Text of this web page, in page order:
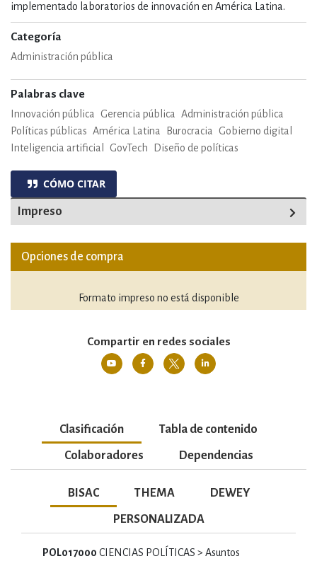
implementado laboratorios de innovación en América Latina.
Categoría
Administración pública
Palabras clave
Innovación pública Gerencia pública Administración pública
Políticas públicas América Latina Burocracia Gobierno digital
Inteligencia artificial
GovTech Diseño de políticas
CÓMO CITAR
Impreso
Opciones de compra
Formato impreso no está disponible
Compartir en redes sociales
Clasificación Tabla de contenido
Colaboradores Dependencias
BISAC THEMA DEWEY
PERSONALIZADA
POL017000 CIENCIAS POLÍTICAS > Asuntos